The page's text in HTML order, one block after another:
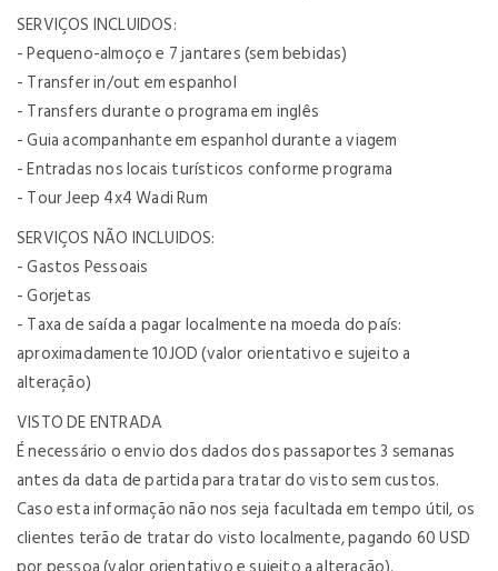
SERVIÇOS INCLUIDOS:
- Pequeno-almoço e 7 jantares (sem bebidas)
- Transfer in/out em espanhol
- Transfers durante o programa em inglês
- Guia acompanhante em espanhol durante a viagem
- Entradas nos locais turísticos conforme programa
- Tour Jeep 4x4 Wadi Rum
SERVIÇOS NÃO INCLUIDOS:
- Gastos Pessoais
- Gorjetas
- Taxa de saída a pagar localmente na moeda do país:
aproximadamente 10JOD (valor orientativo e sujeito a
alteração)
VISTO DE ENTRADA
É necessário o envio dos dados dos passaportes 3 semanas
antes da data de partida para tratar do visto sem custos.
Caso esta informação não nos seja facultada em tempo útil, os
clientes terão de tratar do visto localmente, pagando 60 USD